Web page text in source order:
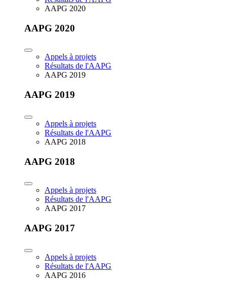
AAPG 2020
AAPG 2020
Appels à projets
Résultats de l'AAPG
AAPG 2019
AAPG 2019
Appels à projets
Résultats de l'AAPG
AAPG 2018
AAPG 2018
Appels à projets
Résultats de l'AAPG
AAPG 2017
AAPG 2017
Appels à projets
Résultats de l'AAPG
AAPG 2016